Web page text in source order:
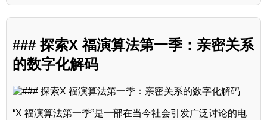
### 探索X 福演算法第一季：亲密关系
的数字化解码
“X 福演算法第一季”是一部在当今社会引发广泛讨论的电